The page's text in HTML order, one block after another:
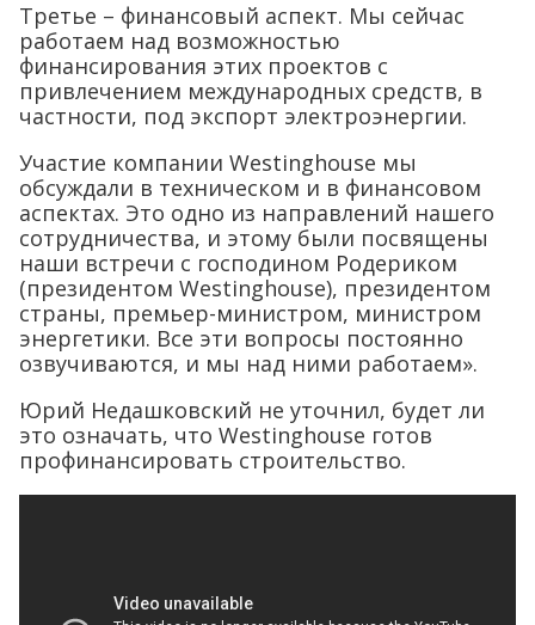
Третье – финансовый аспект. Мы сейчас
работаем над возможностью
финансирования этих проектов с
привлечением международных средств, в
частности, под экспорт электроэнергии.
Участие компании Westinghouse мы
обсуждали в техническом и в финансовом
аспектах. Это одно из направлений нашего
сотрудничества, и этому были посвящены
наши встречи с господином Родериком
(президентом Westinghouse), президентом
страны, премьер-министром, министром
энергетики. Все эти вопросы постоянно
озвучиваются, и мы над ними работаем».
Юрий Недашковский не уточнил, будет ли
это означать, что Westinghouse готов
профинансировать строительство.